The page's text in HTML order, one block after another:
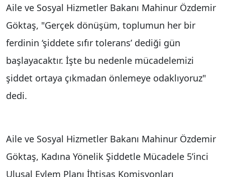
Aile ve Sosyal Hizmetler Bakanı Mahinur Özdemir
Göktaş, "Gerçek dönüşüm, toplumun her bir
ferdinin ‘şiddete sıfır tolerans’ dediği gün
başlayacaktır. İşte bu nedenle mücadelemizi
şiddet ortaya çıkmadan önlemeye odaklıyoruz"
dedi.
Aile ve Sosyal Hizmetler Bakanı Mahinur Özdemir
Göktaş, Kadına Yönelik Şiddetle Mücadele 5’inci
Ulusal Eylem Planı İhtisas Komisyonları